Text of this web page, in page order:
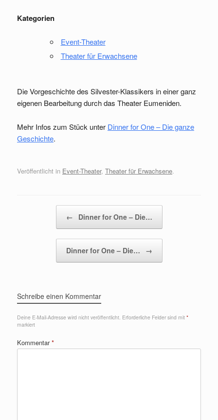
Kategorien
Event-Theater
Theater für Erwachsene
Die Vorgeschichte des Silvester-Klassikers in einer ganz
eigenen Bearbeitung durch das Theater Eumeniden.
Mehr Infos zum Stück unter Dinner for One – Die ganze
Geschichte.
Veröffentlicht in Event-Theater, Theater für Erwachsene.
← Dinner for One – Die…
Dinner for One – Die… →
Schreibe einen Kommentar
Deine E-Mail-Adresse wird nicht veröffentlicht. Erforderliche Felder sind mit *
markiert
Kommentar*